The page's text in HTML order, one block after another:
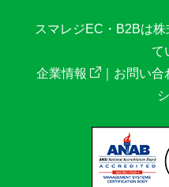
スマレジEC・B2Bは株
て
企業情報
｜ お問い合